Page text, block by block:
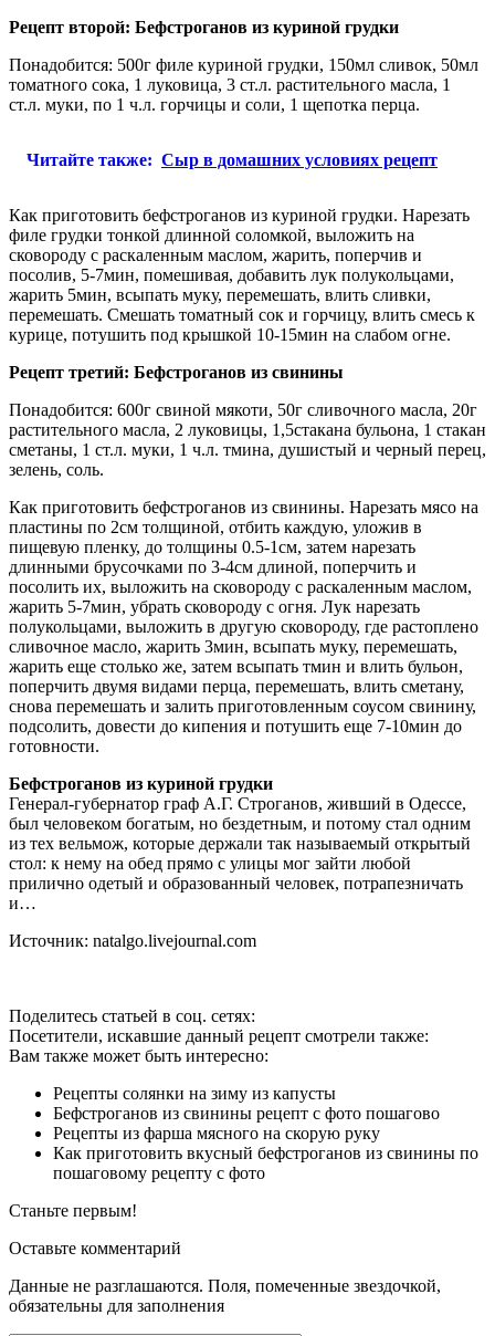
Рецепт второй: Бефстроганов из куриной грудки
Понадобится: 500г филе куриной грудки, 150мл сливок, 50мл
томатного сока, 1 луковица, 3 ст.л. растительного масла, 1
ст.л. муки, по 1 ч.л. горчицы и соли, 1 щепотка перца.
Читайте также: Сыр в домашних условиях рецепт
Как приготовить бефстроганов из куриной грудки. Нарезать
филе грудки тонкой длинной соломкой, выложить на
сковороду с раскаленным маслом, жарить, поперчив и
посолив, 5-7мин, помешивая, добавить лук полукольцами,
жарить 5мин, всыпать муку, перемешать, влить сливки,
перемешать. Смешать томатный сок и горчицу, влить смесь к
курице, потушить под крышкой 10-15мин на слабом огне.
Рецепт третий: Бефстроганов из свинины
Понадобится: 600г свиной мякоти, 50г сливочного масла, 20г
растительного масла, 2 луковицы, 1,5стакана бульона, 1 стакан
сметаны, 1 ст.л. муки, 1 ч.л. тмина, душистый и черный перец,
зелень, соль.
Как приготовить бефстроганов из свинины. Нарезать мясо на
пластины по 2см толщиной, отбить каждую, уложив в
пищевую пленку, до толщины 0.5-1см, затем нарезать
длинными брусочками по 3-4см длиной, поперчить и
посолить их, выложить на сковороду с раскаленным маслом,
жарить 5-7мин, убрать сковороду с огня. Лук нарезать
полукольцами, выложить в другую сковороду, где растоплено
сливочное масло, жарить 3мин, всыпать муку, перемешать,
жарить еще столько же, затем всыпать тмин и влить бульон,
поперчить двумя видами перца, перемешать, влить сметану,
снова перемешать и залить приготовленным соусом свинину,
подсолить, довести до кипения и потушить еще 7-10мин до
готовности.
Бефстроганов из куриной грудки
Генерал-губернатор граф А.Г. Строганов, живший в Одессе,
был человеком богатым, но бездетным, и потому стал одним
из тех вельмож, которые держали так называемый открытый
стол: к нему на обед прямо с улицы мог зайти любой
прилично одетый и образованный человек, потрапезничать
и…
Источник: natalgo.livejournal.com
Поделитесь статьей в соц. сетях:
Посетители, искавшие данный рецепт смотрели также:
Вам также может быть интересно:
Рецепты солянки на зиму из капусты
Бефстроганов из свинины рецепт с фото пошагово
Рецепты из фарша мясного на скорую руку
Как приготовить вкусный бефстроганов из свинины по
пошаговому рецепту с фото
Станьте первым!
Оставьте комментарий
Данные не разглашаются. Поля, помеченные звездочкой,
обязательны для заполнения